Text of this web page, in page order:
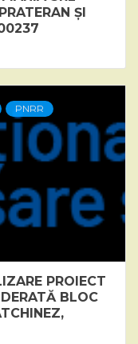
ȘI
PNRR
PROIECT
BLOC